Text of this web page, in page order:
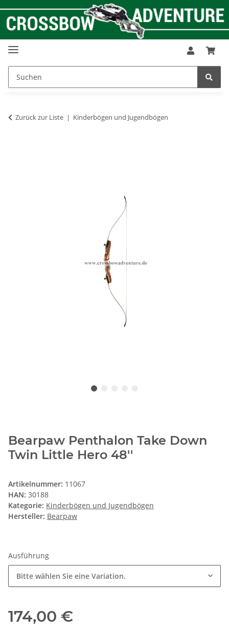
Zurück zur Liste Kinderbögen und Jugendbögen
Bearpaw Penthalon Take Down
Twin Little Hero 48''
Artikelnummer: 11067
HAN: 30188
Kategorie: Kinderbögen und Jugendbögen
Hersteller: Bearpaw
Ausführung
Bitte wählen Sie eine Variation.
174,00 €